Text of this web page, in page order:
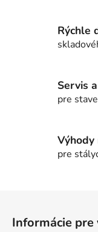
Rýchle
Servis
pre
Výhody
pre
Informácie pre